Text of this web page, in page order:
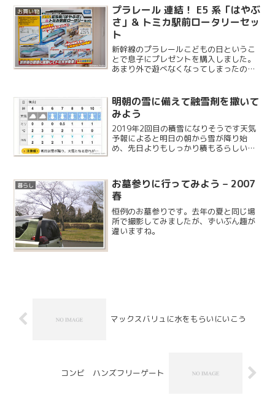
達があるのでその時に引き取ってもらい
ました。
お買い物
プラレール 連結！ E5 系「はやぶ
さ」& トミカ駅前ロータリーセッ
ト
新幹線のプラレールこどもの日というこ
とで息子にプレゼントを購入しました。
あまり外で遊べなくなってしまったの
いた新幹線を選びました。
明朝の雪に備えて融雪剤を撒いて
みよう
2019年2回目の積雪になりそうです天気
予報によると明日の朝から雪が降り始
め、先日よりもしっかり積もるらしいで
に積もっていきそうです。今回は三連休
の初日ということで通...
暮らし
お墓参りに行ってみよう – 2007
春
恒例のお墓参りです。去年の夏と同じ場
所で撮影してみましたが、ずいぶん趣が
違いますね。
マックスバリュに水をもらいにいこう
コンビ ハンズフリーゲート